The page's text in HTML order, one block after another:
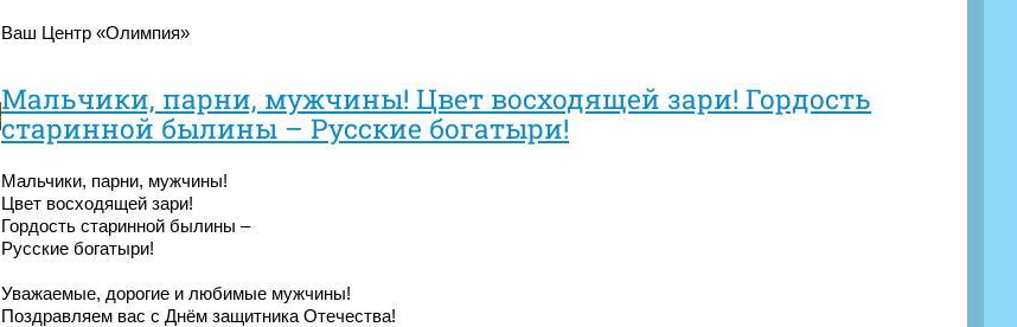
Ваш Центр «Олимпия»
Мальчики, парни, мужчины! Цвет восходящей зари! Гордость
старинной былины – Русские богатыри!
Мальчики, парни, мужчины!
Цвет восходящей зари!
Гордость старинной былины –
Русские богатыри!
Уважаемые, дорогие и любимые мужчины!
Поздравляем вас с Днём защитника Отечества!